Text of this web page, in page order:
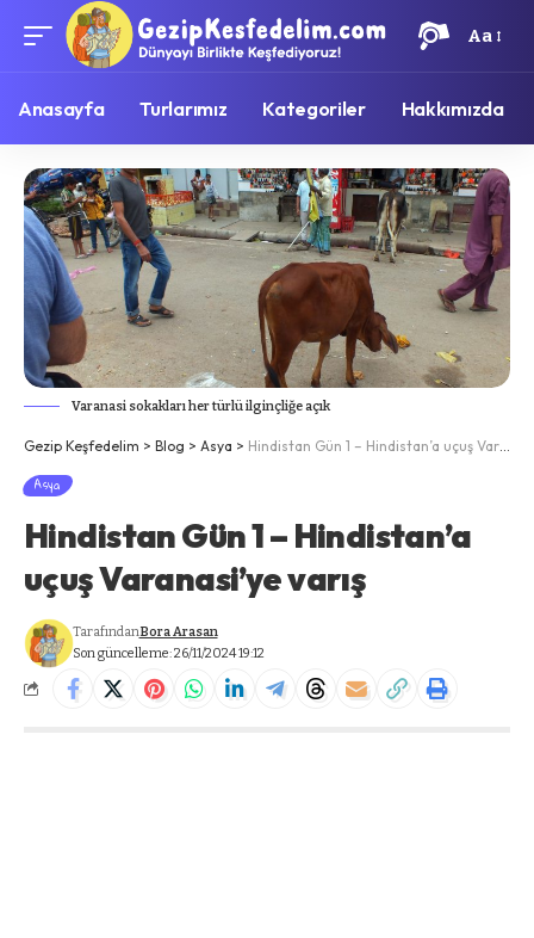
Aa
Anasayfa Turlarımız Kategoriler Hakkımızda
Varanasi sokakları her türlü ilginçliğe açık
Gezip Keşfedelim > Blog > Asya > Hindistan Gün 1 – Hindistan’a uçuş Varanasi’ye varış
Asya
Hindistan Gün 1 – Hindistan’a
uçuş Varanasi’ye varış
Son güncelleme: 26/11/2024 19:12
TarafındanBora Arasan